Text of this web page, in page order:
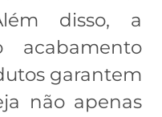
disso, a
garantem
não apenas